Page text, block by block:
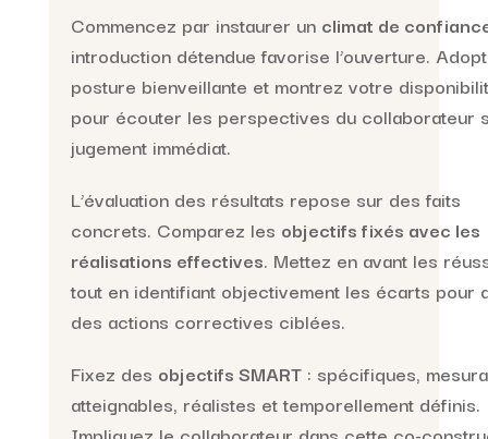
Commencez par instaurer un climat de
introduction détendue favorise l’ouverture.
posture bienveillante et montrez votre
pour écouter les perspectives du collaborateur
jugement immédiat.
L’évaluation des résultats repose sur des faits
concrets. Comparez les objectifs fixés avec les
réalisations effectives. Mettez en avant les
tout en identifiant objectivement les écarts pour
des actions correctives ciblées.
Fixez des objectifs SMART: spécifiques,
atteignables, réalistes et temporellement définis.